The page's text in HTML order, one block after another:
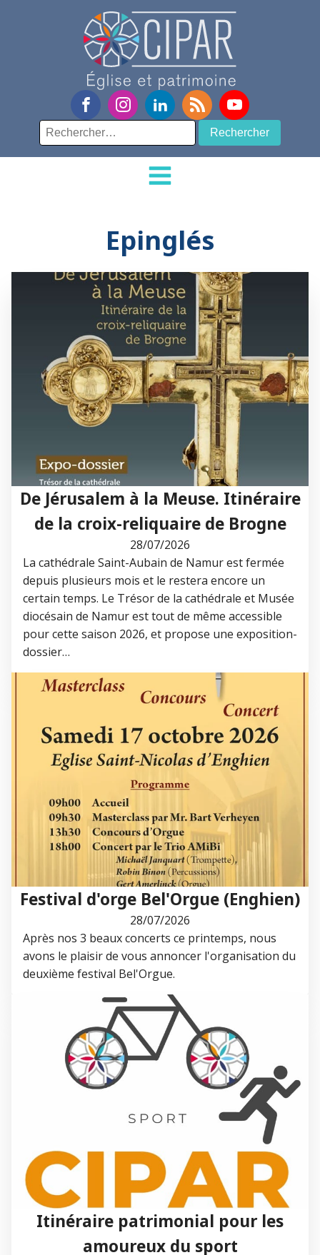
Rechercher :
Epinglés
De Jérusalem à la Meuse. Itinéraire
de la croix-reliquaire de Brogne
28/07/2026
La cathédrale Saint-Aubain de Namur est fermée
depuis plusieurs mois et le restera encore un
certain temps. Le Trésor de la cathédrale et Musée
diocésain de Namur est tout de même accessible
pour cette saison 2026, et propose une exposition-
dossier…
Festival d'orge Bel'Orgue (Enghien)
28/07/2026
Après nos 3 beaux concerts ce printemps, nous
avons le plaisir de vous annoncer l'organisation du
deuxième festival Bel'Orgue.
Itinéraire patrimonial pour les
amoureux du sport